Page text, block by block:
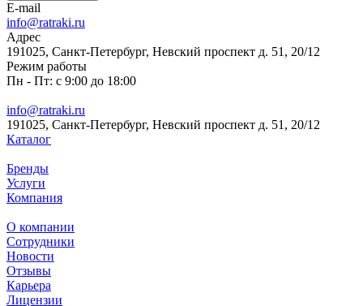
E-mail
info@ratraki.ru
Адрес
191025, Санкт-Петербург, Невский проспект д. 51, 20/12
Режим работы
Пн - Пт: с 9:00 до 18:00
info@ratraki.ru
191025, Санкт-Петербург, Невский проспект д. 51, 20/12
Каталог
Бренды
Услуги
Компания
О компании
Сотрудники
Новости
Отзывы
Карьера
Лицензии